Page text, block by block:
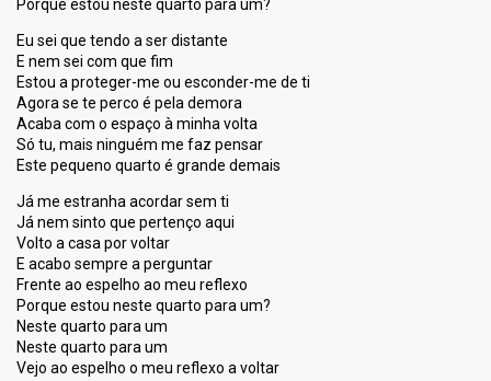
Porque estou neste quarto para um?
Eu sei que tendo a ser distante
E nem sei com que fim
Estou a proteger-me ou esconder-me de ti
Agora se te perco é pela demora
Acaba com o espaço à minha volta
Só tu, mais ninguém me faz pensar
Este pequeno quarto é grande demais
Já me estranha acordar sem ti
Já nem sinto que pertenço aqui
Volto a casa por voltar
E acabo sempre a perguntar
Frente ao espelho ao meu reflexo
Porque estou neste quarto para um?
Neste quarto para um
Neste quarto para um
Vejo ao espelho o meu reflexo a voltar